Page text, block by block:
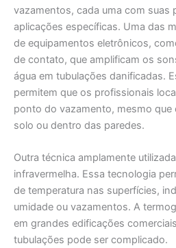
vazamentos, cada uma com suas
aplicações específicas. Uma das
de equipamentos eletrônicos,
de contato, que amplificam os
água em tubulações danificadas.
permitem que os profissionais
ponto do vazamento, mesmo que
solo ou dentro das paredes.
Outra técnica amplamente
infravermelha. Essa tecnologia
de temperatura nas superfícies,
umidade ou vazamentos. A
em grandes edificações
tubulações pode ser complicado.